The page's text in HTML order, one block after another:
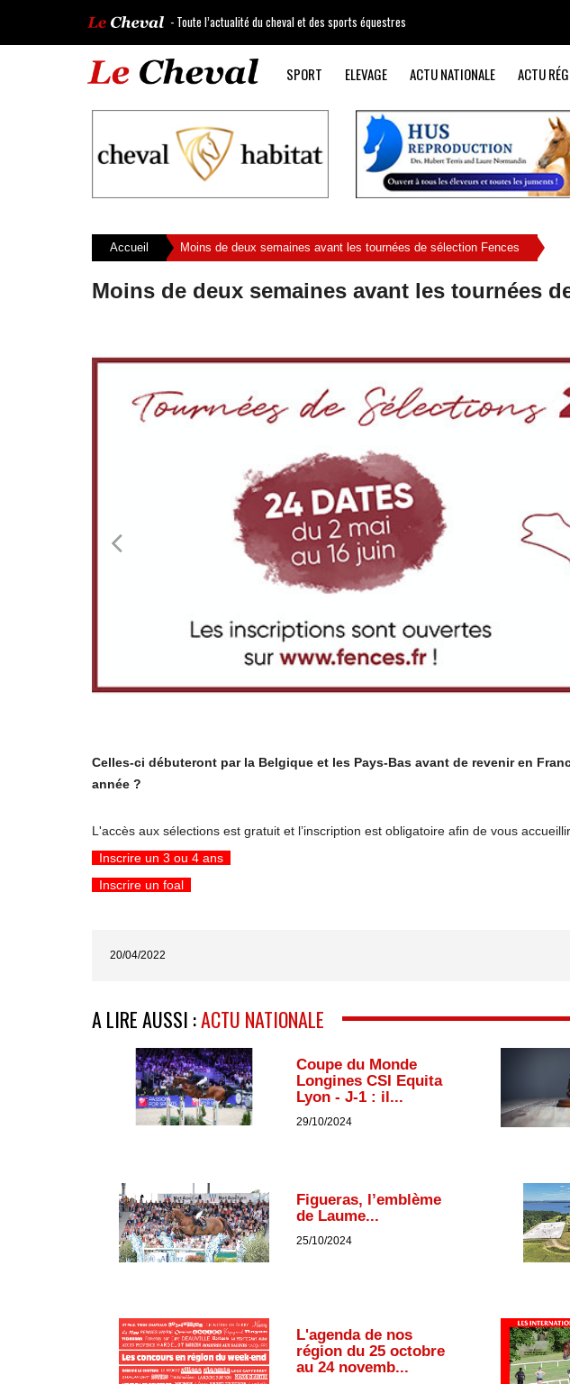
- Toute l’actualité du cheval et des sports équestres
SPORT ELEVAGE ACTU NATIONALE ACTU
Accueil Moins de deux semaines avant les tournées de sélection Fences
Moins de deux semaines avant les tournées
Celles-ci débuteront par la Belgique et les Pays-Bas avant de revenir en
année ?
L'accès aux sélections est gratuit et l’inscription est obligatoire afin de vous
Inscrire un 3 ou 4 ans
Inscrire un foal
20/04/2022
A LIRE AUSSI :ACTU NATIONALE
Coupe du Monde
Longines CSI Equita
Lyon - J-1 : il...
29/10/2024
Figueras, l’emblème
de Laume...
25/10/2024
L'agenda de nos
région du 25 octobre
au 24 novemb...